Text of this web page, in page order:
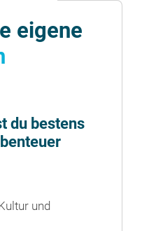
eigene
du bestens
und